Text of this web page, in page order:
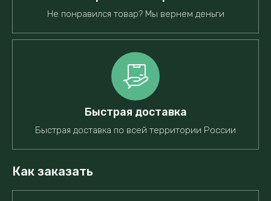
Не понравился товар? Мы вернем деньги
Быстрая доставка
Быстрая доставка по всей территории России
Как заказать